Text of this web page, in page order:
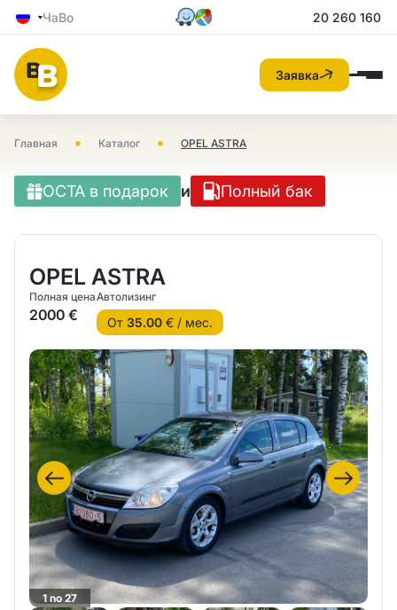
ЧаВо 20 260 160
Заявка
Главная • Каталог • OPEL ASTRA
OCTA в подарок и Полный бак
OPEL ASTRA
Полная цена
2000 €
Автолизинг
От 35.00€ / мес.
1 no 27